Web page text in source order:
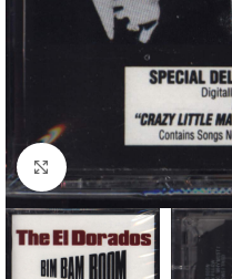
Klick zum Vergrößern